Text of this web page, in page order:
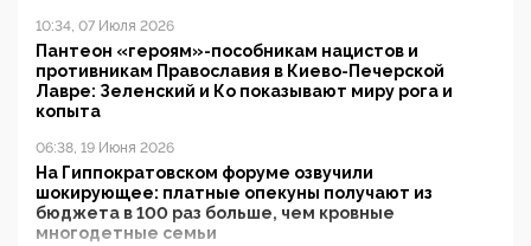
10:34, 07 Июля 2026
Пантеон «героям»-пособникам нацистов и
противникам Православия в Киево-Печерской
Лавре: Зеленский и Ко показывают миру рога и
копыта
06:38, 19 Июня 2026
На Гиппократовском форуме озвучили
шокирующее: платные опекуны получают из
бюджета в 100 раз больше, чем кровные
многодетные семьи